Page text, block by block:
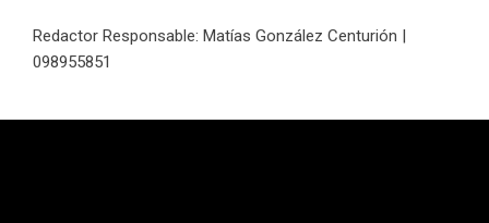
Redactor Responsable: Matías González Centurión |
098955851